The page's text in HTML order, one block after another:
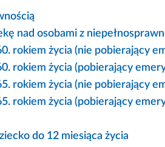
nad osobami z
rokiem życia (nie pobierający
rokiem życia (pobierający
rokiem życia (nie pobierający
rokiem życia (pobierający
do 12 miesiąca życia